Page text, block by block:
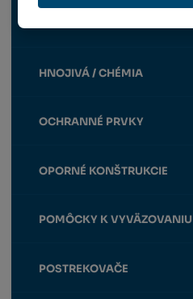
HNOJIVÁ / CHÉMIA
OCHRANNÉ PRVKY
OPORNÉ KONŠTRUKCIE
POMÔCKY K VYVÄZOVANIU
POSTREKOVAČE